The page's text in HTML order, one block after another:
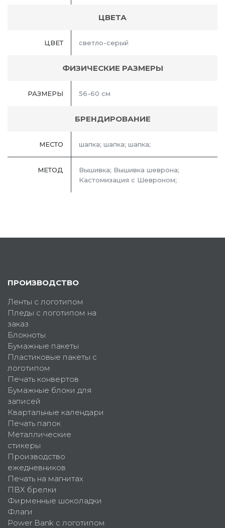
ЦВЕТА
ЦВЕТ светло-серый
ФИЗИЧЕСКИЕ РАЗМЕРЫ
РАЗМЕРЫ 56-60 см
БРЕНДИРОВАНИЕ
МЕСТО шапка; шапка; шапка;
МЕТОД
Вышивка; Вышивка шеврона;
Кастомизация с Шевроном;
ПРОИЗВОДСТВО
Ленты с логотипом
Пледы с логотипом на
заказ
Блокноты
Бумажные пакеты
Пластиковые пакеты с
логотипом
Печать конвертов
Бумажные блоки для
записей
Квартальные календари
Печать папок
Металлические
стикеры
Производство
ежедневников
Печать на магнитах
ПВХ брелки
Фирменные шоколадки
Флаги
Power Bank с логотипом